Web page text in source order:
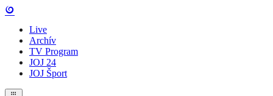
Live
Archív
TV Program
JOJ 24
JOJ Šport